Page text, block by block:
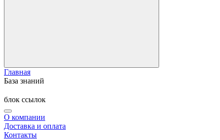
Главная
База знаний
блок ссылок
О компании
Доставка и оплата
Контакты